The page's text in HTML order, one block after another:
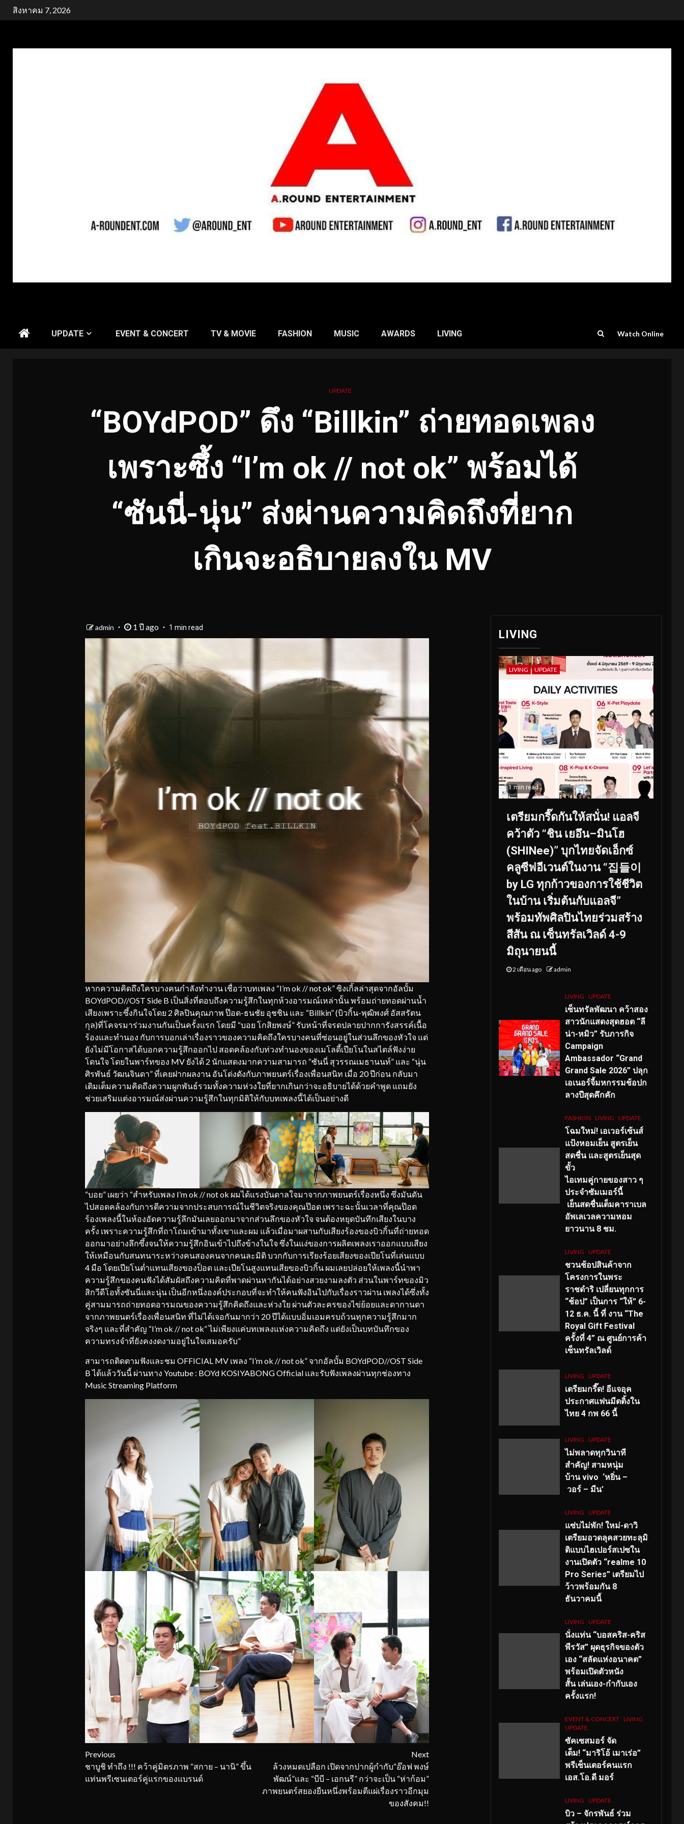
Skipสิงหาคม 7, 2026
UPDATE EVENT & CONCERT TV & MOVIE FASHION MUSIC AWARDS LIVING Watch Online
UPDATE
“BOYdPOD” ดึง “Billkin” ถ่ายทอดเพลง
เพราะซึ้ง “I’m ok // not ok” พร้อมได้
“ซันนี่-นุ่น” ส่งผ่านความคิดถึงที่ยาก
เกินจะอธิบายลงใน MV
admin 1 ปี ago 1 min read
หากความคิดถึงใครบางคนกำลังทำงาน เชื่อว่าบทเพลง “I’m ok // not ok” ซิงเกิ้ลล่าสุดจากอัลบั้ม
BOYdPOD//OST Side B เป็นสิ่งที่ตอบถึงความรู้สึกในทุกห้วงอารมณ์เหล่านั้น พร้อมถ่ายทอดผ่านน้ำ
เสียงเพราะซึ้งกินใจโดย 2 ศิลปินคุณภาพ ป๊อด-ธนชัย อุชชิน และ “Billkin” (บิวกิ้น-พุฒิพงศ์ อัสสรัตน
กุล)ที่โคจรมาร่วมงานกันเป็นครั้งแรก โดยมี “บอย โกสิยพงษ์” รับหน้าที่จรดปลายปากการังสรรค์เนื้อ
ร้องและทำนอง กับการบอกเล่าเรื่องราวของความคิดถึงใครบางคนที่ซ่อนอยู่ในส่วนลึกของหัวใจ แต่
ยังไม่มีโอกาสได้บอกความรู้สึกออกไป สอดคล้องกับท่วงทำนองของเมโลดี้เปียโนในสไตล์ฟังง่าย
โดนใจ โดยในพาร์ทของ MV ยังได้ 2 นักแสดงมากความสามารถ “ซันนี่ สุวรรณเมธานนท์” และ “นุ่น
ศิรพันธ์ วัฒนจินดา” ที่เคยฝากผลงาน อันโด่งดังกับภาพยนตร์เรื่องเพื่อนสนิท เมื่อ 20 ปีก่อน กลับมา
เติมเต็มความคิดถึงความผูกพันธ์รวมทั้งความห่วงใยที่ยากเกินกว่าจะอธิบายได้ด้วยคำพูด แถมยัง
ช่วยเสริมแต่งอารมณ์ส่งผ่านความรู้สึกในทุกมิติให้กับบทเพลงนี้ได้เป็นอย่างดี
“บอย” เผยว่า “สำหรับเพลง I’m ok // not ok ผมได้แรงบันดาลใจมาจากภาพยนตร์เรื่องหนึ่ง ซึ่งมันดัน
ไปสอดคล้องกับการตีความจากประสบการณ์ในชีวิตจริงของคุณป๊อด เพราะฉะนั้นเวลาที่คุณป๊อด
ร้องเพลงนี้ในห้องอัดความรู้ลึกมันเลยออกมาจากส่วนลึกของหัวใจ จนต้องหยุดบันทึกเสียงในบาง
ครั้ง เพราะความรู้สึกที่ถาโถมเข้ามาทั้งเขาและผม แล้วเมื่อมาผสานกับเสียงร้องของบิวกิ้นที่ถ่ายทอด
ออกมาอย่างลึกซึ้งจนให้ความรู้สึกอินเข้าไปถึงข้างในใจ ซึ่งในแง่ของการผลิตเพลงเราออกแบบเสียง
ให้เหมือนกับสนทนาระหว่างคนสองคนจากคนละมิติ บวกกับการเรียงร้อยเสียงของเปียโนที่เล่นแบบ
4 มือ โดยเปียโนต่ำแทนเสียงของป็อด และเปียโนสูงแทนเสียของบิวกิ้น ผมเลยปล่อยให้เพลงนี้นำพา
ความรู้สึกของคนฟังได้สัมผัสถึงความคิดที่พาดผ่านหากันได้อย่างสวยงามลงตัว ส่วนในพาร์ทของมิว
สิกวีดีโอทั้งซันนี่และนุ่น เป็นอีกหนึ่งองค์ประกอบที่จะทำให้คนฟังอินไปกับเรื่องราวผ่าน เพลงได้ซึ่งทั้ง
คู่สามมารถถ่ายทอดอารมณของความรู้สึกคิดถึงและห่วงใย ผ่านตัวละครของไข่ย้อยและดากานดา
จากภาพยนตร์เรื่องเพื่อนสนิท ที่ไม่ได้เจอกันมากว่า 20 ปีได้แบบอิ่มเอมครบถ้วนทุกความรู้สึกมาก
จริงๆ และที่สำคัญ “I’m ok // not ok” ไม่เพียงแค่บทเพลงแห่งความคิดถึง แต่ยังเป็นบทบันทึกของ
ความทรงจำที่ยังคงงดงามอยู่ในใจเสมอครับ”
สามารถติดตามฟังและชม OFFICIAL MV เพลง “I’m ok // not ok” จากอัลบั้ม BOYdPOD//OST Side
B ได้แล้ววันนี้ ผ่านทาง Youtube : BOYd KOSIYABONG Official และรับฟังเพลงผ่านทุกช่องทาง
Music Streaming Platform
Continue
Reading
Previous
ชาบูชิ ทำถึง !!! คว้าคู่มิตรภาพ “สกาย – นานิ” ขึ้น
แท่นพรีเซนเตอร์คู่แรกของแบรนด์
Next
ล้วงหมดเปลือก เปิดจากปากผู้กำกับ“อ๊อฟ พงษ์
พัฒน์”และ “บีบี – เอกนรี” กว่าจะเป็น “ห่าก้อม”
ภาพยนตร์สยองยืนหนึ่งพร้อมตีแผ่เรื่องราวอีกมุม
ของสังคม!!
LIVING
LIVING UPDATE
1 min read
เตรียมกรี๊ดกันให้สนั่น! แอลจี
คว้าตัว “ชิน เยอึน–มินโฮ
(SHINee)” บุกไทยจัดเอ็กซ์
คลูซีฟอีเวนต์ในงาน “집들이
by LG ทุกก้าวของการใช้ชีวิต
ในบ้าน เริ่มต้นกับแอลจี”
พร้อมทัพศิลปินไทยร่วมสร้าง
สีสัน ณ เซ็นทรัลเวิลด์ 4-9
มิถุนายนนี้
2 เดือน ago admin
LIVING UPDATE
เซ็นทรัลพัฒนา คว้าสอง
สาวนักแสดงสุดฮอต “ลี
น่า-หมิว” รับภารกิจ
Campaign
Ambassador “Grand
Grand Sale 2026” ปลุก
เอเนอร์จี้มหกรรมช้อปก
ลางปีสุดคึกคัก
FASHION LIVING UPDATE
โฉมใหม่! เอเวอร์เซ้นส์
แป้งหอมเย็น สูตรเย็น
สดชื่น และสูตรเย็นสุด
ขั้ว
ไอเทมคู่กายของสาว ๆ
ประจำซัมเมอร์นี้
เย็นสดชื่นเต็มคาราเบล
อัพเลเวลความหอม
ยาวนาน 8 ชม.
LIVING UPDATE
ชวนช้อปสินค้าจาก
โครงการในพระ
ราชดำริ เปลี่ยนทุกการ
“ช้อป” เป็นการ “ให้” 6-
12 ธ.ค. นี้ ที่ งาน “The
Royal Gift Festival
ครั้งที่ 4” ณ ศูนย์การค้า
เซ็นทรัลเวิลด์
LIVING UPDATE
เตรียมกรี๊ด! อีแจอุค
ประกาศแฟนมีตติ้งใน
ไทย 4 กพ 66 นี้
LIVING UPDATE
ไม่พลาดทุกวินาที
สำคัญ! สามหนุ่ม
บ้าน vivo ‘หยิ่น –
วอร์ – มีน’
LIVING UPDATE
แซ่บไม่พัก! ใหม่-ดาวิ
เตรียมอวดลุคสวยทะลุมิ
ติแบบไฮเปอร์สเปซใน
งานเปิดตัว “realme 10
Pro Series” เตรียมไป
ว้าวพร้อมกัน 8
ธันวาคมนี้
LIVING UPDATE
นั่งแท่น “บอสคริส-คริส
พีรวัส” ผุดธุรกิจของตัว
เอง “สลัดแห่งอนาคต”
พร้อมเปิดตัวหนัง
สั้น เล่นเอง-กำกับเอง
ครั้งแรก!
EVENT & CONCERT LIVING
UPDATE
ซัคเซสมอร์ จัด
เต็ม! “มาริโอ้ เมาเร่อ”
พรีเซ็นเตอร์คนแรก
เอส.โอ.ดี มอร์
LIVING UPDATE
บิว – จักรพันธ์ ร่วม